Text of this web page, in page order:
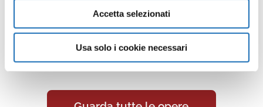
Accetta selezionati
Usa solo i cookie necessari
Continua a scoprire tutte le
opere della collezione d’arte di
Cesenatico nella Galleria Virtuale:
un viaggio artistico senza confini.